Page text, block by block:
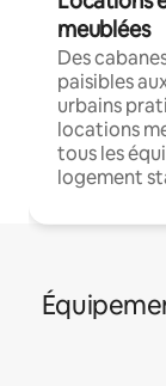
meublées
Des
paisibles
urbains
locations
tous les
logement